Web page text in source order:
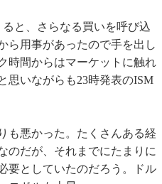
と、さらなる買いを呼び込
ら用事があったので手を出し
時間からはマーケットに触れ
思いながらも23時発表のISM
も悪かった。たくさんある経
のだが、それまでにたまりに
要としていたのだろう。ドル